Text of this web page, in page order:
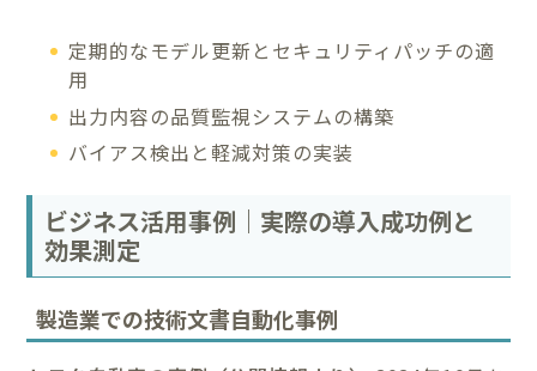
定期的なモデル更新とセキュリティパッチの適
用
出力内容の品質監視システムの構築
バイアス検出と軽減対策の実装
ビジネス活用事例｜実際の導入成功例と
効果測定
製造業での技術文書自動化事例